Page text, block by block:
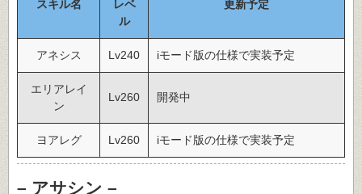
スキル名
レベ
ル
更新予定
アネシス Lv240 iモード版の仕様で実装予定
エリアレイ
ン
Lv260 開発中
ヨアレグ Lv260 iモード版の仕様で実装予定
– アサシン –